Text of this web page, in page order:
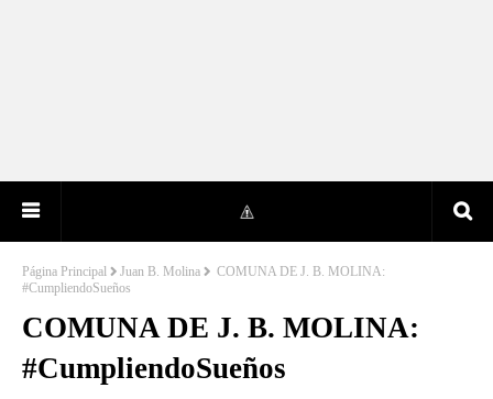
Página Principal Juan B. Molina
COMUNA DE J. B. MOLINA:
#CumpliendoSueños
COMUNA DE J. B. MOLINA:
#CumpliendoSueños